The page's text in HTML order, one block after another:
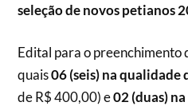
seleção de novos petianos
Edital para o preenchimento
quais06(seis) na qualidade
de R$ 400,00) e02(duas)